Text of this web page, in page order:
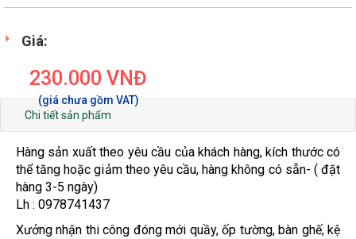
Giá:
230.000 VNĐ
Chi tiết sản phẩm
Hàng sản xuất theo yêu cầu của khách hàng, kích thước có
thể tăng hoặc giảm theo yêu cầu, hàng không có sẵn- ( đặt
hàng 3-5 ngày)
Lh : 0978741437
Xưởng nhận thi công đóng mới quầy, ốp tường, bàn ghế, kệ